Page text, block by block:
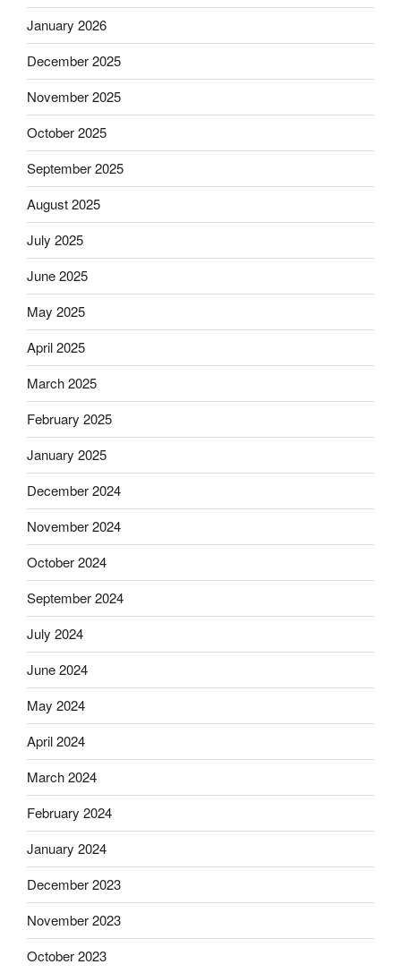
January 2026
December 2025
November 2025
October 2025
September 2025
August 2025
July 2025
June 2025
May 2025
April 2025
March 2025
February 2025
January 2025
December 2024
November 2024
October 2024
September 2024
July 2024
June 2024
May 2024
April 2024
March 2024
February 2024
January 2024
December 2023
November 2023
October 2023